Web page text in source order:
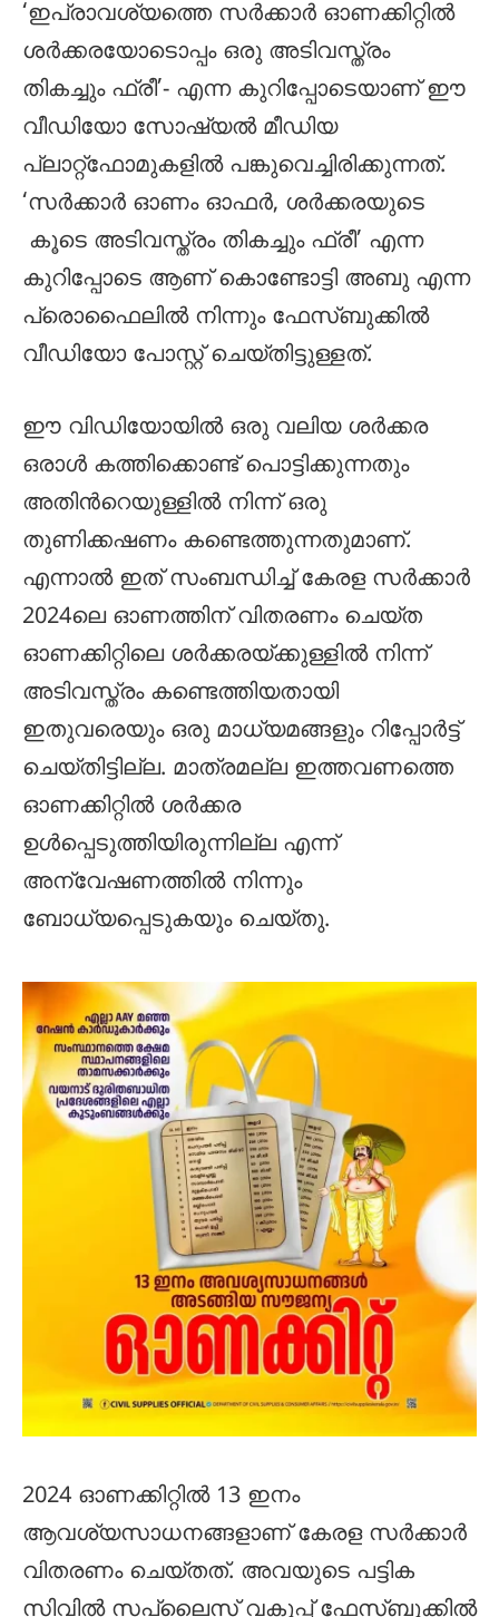
‘ഇപ്രാവശ്യത്തെ സർക്കാർ ഓണക്കിറ്റിൽ
ശർക്കരയോടൊപ്പം ഒരു അടിവസ്ത്രം
തികച്ചും ഫ്രീ’- എന്ന കുറിപ്പോടെയാണ് ഈ
വീഡിയോ സോഷ്യല്‍ മീഡിയ
പ്ലാറ്റ്ഫോമുകളിൽ പങ്കുവെച്ചിരിക്കുന്നത്.
‘സർക്കാർ ഓണം ഓഫർ, ശർക്കരയുടെ
കൂടെ അടിവസ്ത്രം തികച്ചും ഫ്രീ’ എന്ന
കുറിപ്പോടെ ആണ് കൊണ്ടോട്ടി അബു എന്ന
പ്രൊഫൈലിൽ നിന്നും ഫേസ്‌ബുക്കിൽ
വീഡിയോ പോസ്റ്റ് ചെയ്തിട്ടുള്ളത്.
ഈ വിഡിയോയിൽ ഒരു വലിയ ശര്‍ക്കര
ഒരാള്‍ കത്തിക്കൊണ്ട് പൊട്ടിക്കുന്നതും
അതിന്‍റെയുള്ളില്‍ നിന്ന് ഒരു
തുണിക്കഷണം കണ്ടെത്തുന്നതുമാണ്.
എന്നാൽ ഇത് സംബന്ധിച്ച് കേരള സര്‍ക്കാര്‍
2024ലെ ഓണത്തിന് വിതരണം ചെയ്ത
ഓണക്കിറ്റിലെ ശര്‍ക്കരയ്ക്കുള്ളില്‍ നിന്ന്
അടിവസ്ത്രം കണ്ടെത്തിയതായി
ഇതുവരെയും ഒരു മാധ്യമങ്ങളും റിപ്പോർട്ട്
ചെയ്തിട്ടില്ല. മാത്രമല്ല ഇത്തവണത്തെ
ഓണക്കിറ്റില്‍ ശര്‍ക്കര
ഉള്‍പ്പെടുത്തിയിരുന്നില്ല എന്ന്
അന്വേഷണത്തിൽ നിന്നും
ബോധ്യപ്പെടുകയും ചെയ്തു.
2024 ഓണക്കിറ്റില്‍ 13 ഇനം
ആവശ്യസാധനങ്ങളാണ് കേരള സര്‍ക്കാര്‍
വിതരണം ചെയ്തത്. അവയുടെ പട്ടിക
സിവില്‍ സപ്ലൈസ് വകുപ്പ് ഫേസ്‌ബുക്കില്‍